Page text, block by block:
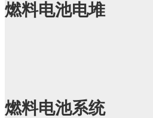
燃料电池电堆
燃料电池系统